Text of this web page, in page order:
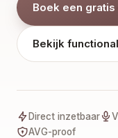
Boek een gratis
Bekijk
Direct inzetbaar
AVG-proof